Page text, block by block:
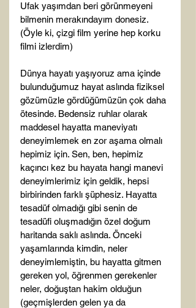
Ufak yaşımdan beri görünmeyeni
bilmenin merakındayım donesiz.
(Öyle ki, çizgi film yerine hep korku
filmi izlerdim)
Dünya hayatı yaşıyoruz ama içinde
bulunduğumuz hayat aslında fiziksel
gözümüzle gördüğümüzün çok daha
ötesinde. Bedensiz ruhlar olarak
maddesel hayatta maneviyatı
deneyimlemek en zor aşama olmalı
hepimiz için. Sen, ben, hepimiz
kaçıncı kez bu hayata hangi manevi
deneyimlerimiz için geldik, hepsi
birbirinden farklı şüphesiz. Hayatta
tesadüf olmadığı gibi senin de
tesadüfi oluşmadığın özel doğum
haritanda saklı aslında. Önceki
yaşamlarında kimdin, neler
deneyimlemiştin, bu hayatta gitmen
gereken yol, öğrenmen gerekenler
neler, doğuştan hakim olduğun
(geçmişlerden gelen ya da